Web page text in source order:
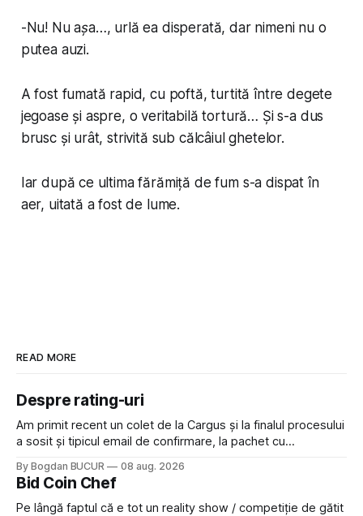
-Nu! Nu așa…, urlă ea disperată, dar nimeni nu o
putea auzi.
A fost fumată rapid, cu poftă, turtită între degete
jegoase și aspre, o veritabilă tortură… Și s-a dus
brusc și urât, strivită sub călcâiul ghetelor.
Iar după ce ultima fărămiță de fum s-a dispat în
aer, uitată a fost de lume.
READ MORE
Despre rating-uri
Am primit recent un colet de la Cargus și la finalul procesului
a sosit și tipicul email de confirmare, la pachet cu
feedback-ului și eram în toate bune, de data asta am dat
click să le las un rating. Un 5
By Bogdan BUCUR 08 aug. 2026
Bid Coin Chef
Pe lângă faptul că e tot un reality show / competiție de gătit